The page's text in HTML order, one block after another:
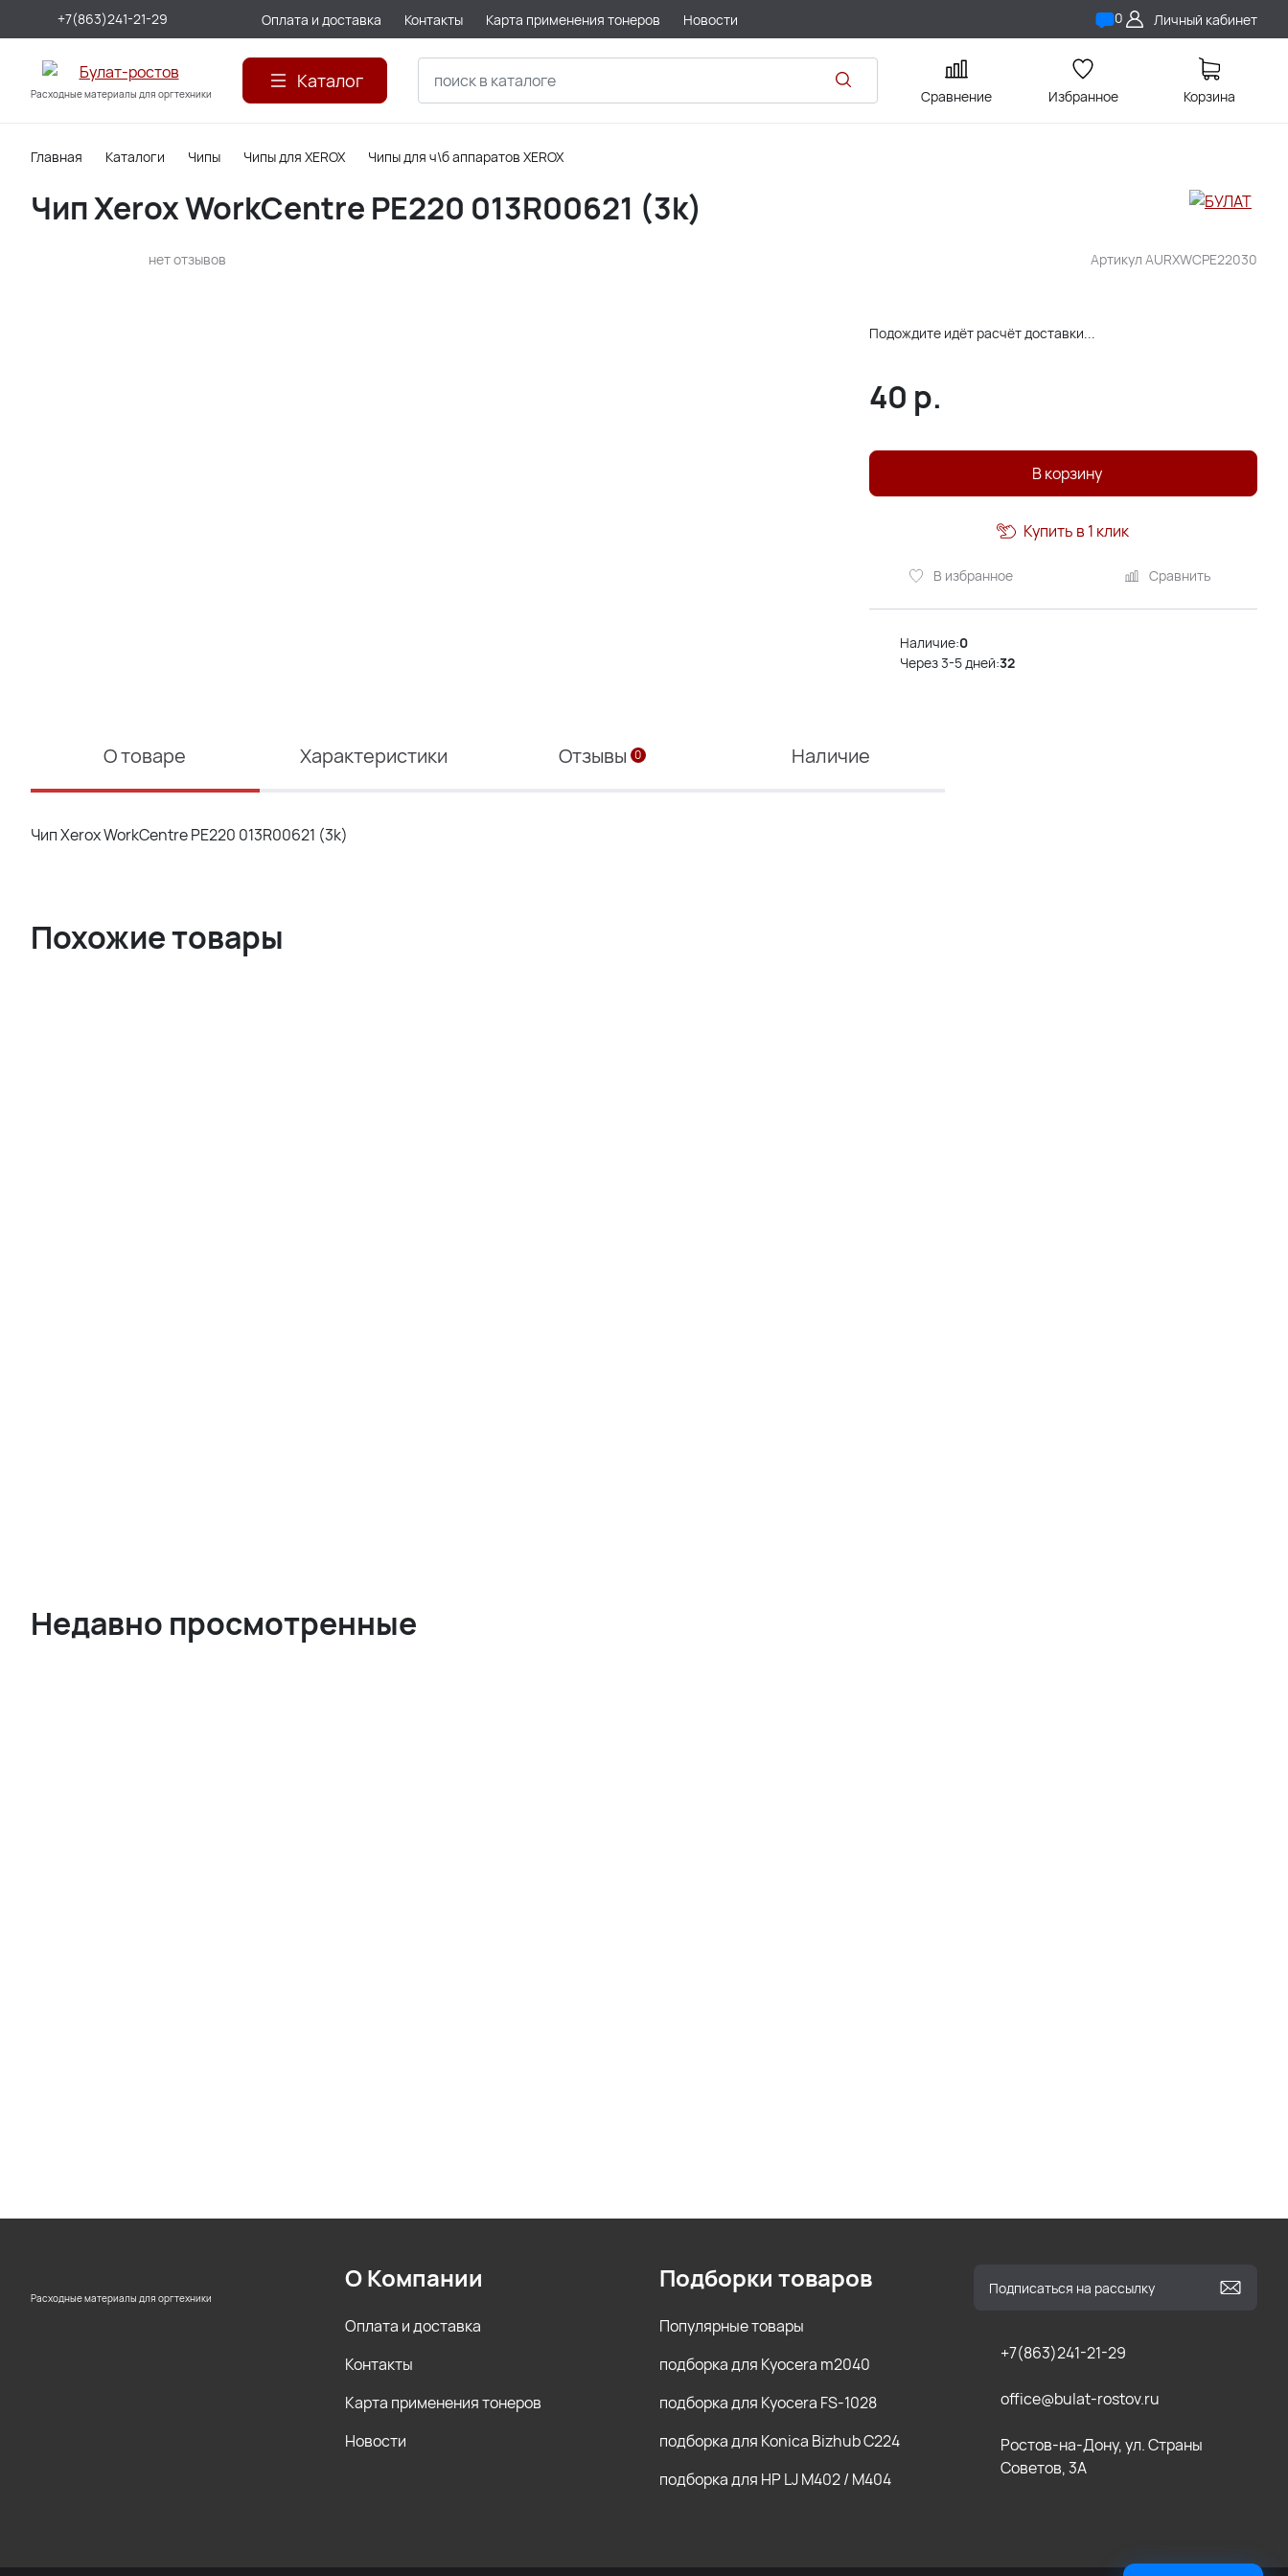
+7(863)241-21-29 Оплата и доставка Контакты Карта применения тонеров Новости 0 Личный кабинет
Расходные материалы для оргтехники
Каталог
Сравнение Избранное Корзина
Главная Каталоги Чипы Чипы для XEROX Чипы для ч\б аппаратов XEROX
Артикул AURXWCPE22030
Чип Xerox WorkCentre PE220 013R00621 (3k)
нет отзывов
Подождите идёт расчёт доставки...
40 р.
В корзину
В избранное Сравнить
Купить в 1 клик
Наличие:0
Через 3-5 дней:32
О товаре Характеристики Отзывы 0 Наличие
Чип Xerox WorkCentre PE220 013R00621 (3k)
Похожие товары
Недавно просмотренные
Расходные материалы для оргтехники
+7(863)241-21-29
office@bulat-rostov.ru
Ростов-на-Дону, ул. Страны
Советов, 3А
О Компании
Оплата и доставка
Контакты
Карта применения тонеров
Новости
Подборки товаров
Популярные товары
подборка для Kyocera m2040
подборка для Kyocera FS-1028
подборка для Konica Bizhub C224
подборка для HP LJ M402 / M404